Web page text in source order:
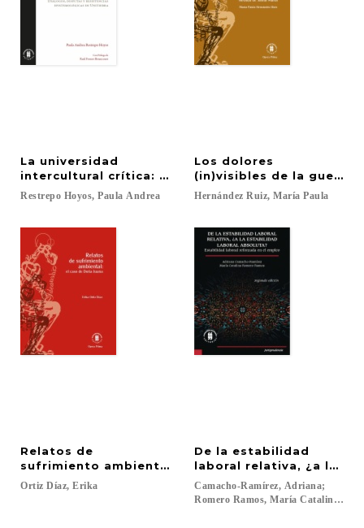
La universidad
intercultural crítica: diálogos, disputas y
Restrepo Hoyos, Paula Andrea
Los dolores
(in)visibles de la guerra
Hernández Ruiz, María Paula
Relatos de
sufrimiento ambiental: el caso de Doña Juana
Ortiz Díaz, Erika
De la estabilidad
laboral relativa, ¿a la
Camacho-Ramírez, Adriana;
Romero Ramos, María Catalina...